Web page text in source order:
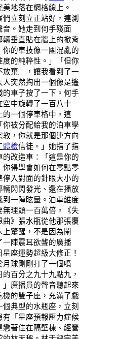
地落在網格線上。
們立刻立正站好，連測
。她走到何手殘面
垂直貼在牆上的掀背
的車技像一團混亂的
的純粹性。」「但你
棄』，讓我看到了一
突然掏出一個像是遙
車子按了一下。何手
中旋轉了一百八十
一個停車格中。這
被分配給我的泊車學
，你就是那個連方向
體檢信徒。」她指了指
改造車：「這是你的
得學會如何在零點零
入對面的針眼大小的
閃閃發光、還在播放
到一陣眩暈。泊車維度
理頭一百萬倍。《失
》張水瓶從他那張覆
驚醒，不是因為鬧
陣震耳欲聾的廣播
座運勢超級大修正！
球剛剛打了一個噴
百分之九十九點九，
」廣播員的聲音聽起來
的雙子座，充滿了戲
典型的水瓶座，立刻
「星座預報壓力症候
著住在隔壁棟、經營